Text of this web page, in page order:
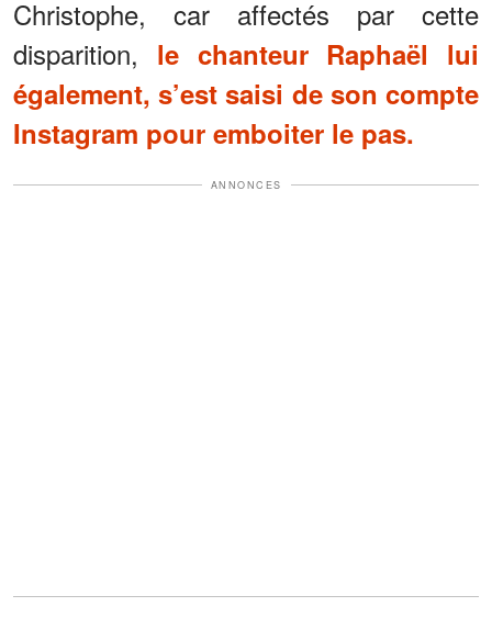
Christophe, car affectés par cette
disparition, le chanteur Raphaël lui
également, s’est saisi de son compte
Instagram pour emboiter le pas.
ANNONCES